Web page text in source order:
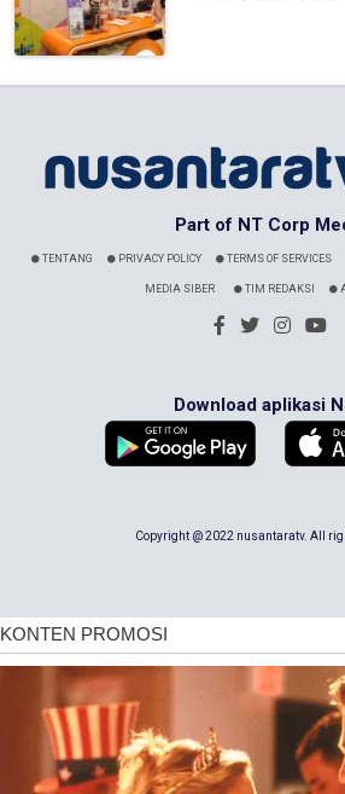
Part of NT Corp
TENTANG PRIVACY POLICY TERMS OF SERVICES
MEDIA SIBER TIM REDAKSI
Download aplikasi
Copyright @ 2022 nusantaratv. All